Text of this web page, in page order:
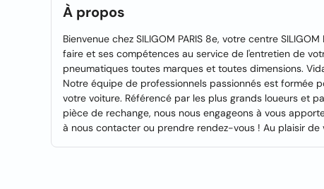
À propos
Bienvenue chez SILIGOM PARIS 8e, votre centre
faire et ses compétences au service de l'entretien de
pneumatiques toutes marques et toutes dimensions.
Notre équipe de professionnels passionnés est formée
votre voiture. Référencé par les plus grands loueurs et
pièce de rechange, nous nous engageons à vous
à nous contacter ou prendre rendez-vous ! Au plaisir